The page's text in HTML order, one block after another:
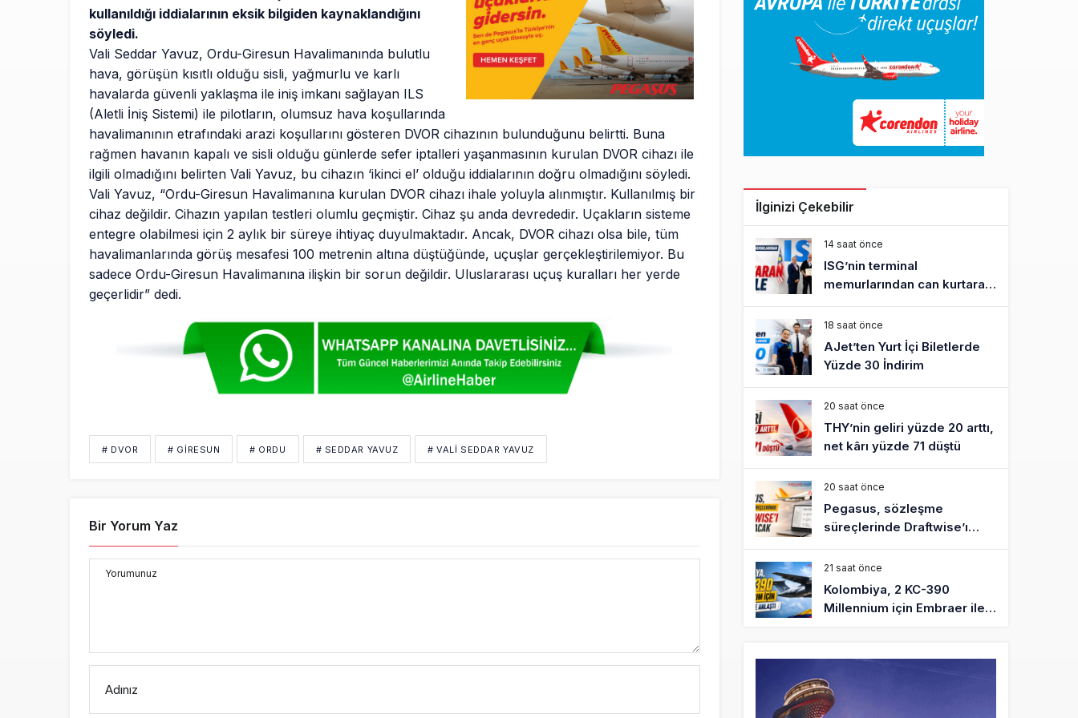
kullanıldığı iddialarının eksik bilgiden kaynaklandığını
söyledi.
Vali Seddar Yavuz, Ordu-Giresun Havalimanında bulutlu
hava, görüşün kısıtlı olduğu sisli, yağmurlu ve karlı
havalarda güvenli yaklaşma ile iniş imkanı sağlayan ILS
(Aletli İniş Sistemi) ile pilotların, olumsuz hava koşullarında
havalimanının etrafındaki arazi koşullarını gösteren DVOR cihazının bulunduğunu belirtti. Buna
rağmen havanın kapalı ve sisli olduğu günlerde sefer iptalleri yaşanmasının kurulan DVOR cihazı ile
ilgili olmadığını belirten Vali Yavuz, bu cihazın ‘ikinci el’ olduğu iddialarının doğru olmadığını söyledi.
Vali Yavuz, “Ordu-Giresun Havalimanına kurulan DVOR cihazı ihale yoluyla alınmıştır. Kullanılmış bir
cihaz değildir. Cihazın yapılan testleri olumlu geçmiştir. Cihaz şu anda devrededir. Uçakların sisteme
entegre olabilmesi için 2 aylık bir süreye ihtiyaç duyulmaktadır. Ancak, DVOR cihazı olsa bile, tüm
havalimanlarında görüş mesafesi 100 metrenin altına düştüğünde, uçuşlar gerçekleştirilemiyor. Bu
sadece Ordu-Giresun Havalimanına ilişkin bir sorun değildir. Uluslararası uçuş kuralları her yerde
geçerlidir” dedi.
# DVOR # GIRESUN # ORDU # SEDDAR YAVUZ # VALI SEDDAR YAVUZ
Bir Yorum Yaz
Yorumunuz
Adınız
İlginizi Çekebilir
14 saat önce
ISG’nin terminal
memurlarından can kurtaran
hamle
18 saat önce
AJet’ten Yurt İçi Biletlerde
Yüzde 30 İndirim
20 saat önce
THY’nin geliri yüzde 20 arttı,
net kârı yüzde 71 düştü
20 saat önce
Pegasus, sözleşme
süreçlerinde Draftwise’ı
kullanacak
21 saat önce
Kolombiya, 2 KC-390
Millennium için Embraer ile
Üniversite adayı avlanma ve
aldanma! Yazıcıoğlu Kazası
19 yıl sonra sil baştan SHGM